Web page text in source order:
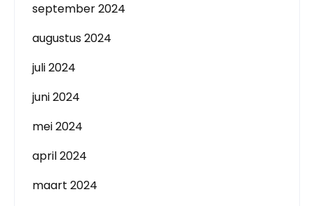
september 2024
augustus 2024
juli 2024
juni 2024
mei 2024
april 2024
maart 2024